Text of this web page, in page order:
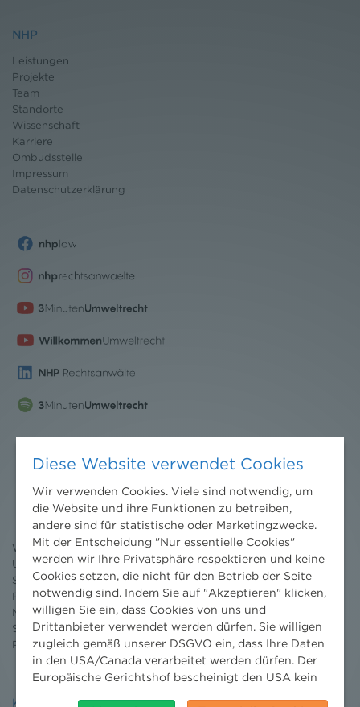
NHP
Leistungen
Projekte
Team
Standorte
Wissenschaft
Karriere
Ombudsstelle
Impressum
Datenschutzerklärung
Nachrichten
Newsletter
3 Minuten Umweltrecht
Willkommen Umweltrecht
Umweltrechtsblog
Seminare
Publikationen
Moot Court
Stipendium
Pressebereich
Kontakt
Diese Website verwendet Cookies
Wir verwenden Cookies. Viele sind notwendig, um
die Website und ihre Funktionen zu betreiben,
andere sind für statistische oder Marketingzwecke.
Mit der Entscheidung "Nur essentielle Cookies"
werden wir Ihre Privatsphäre respektieren und keine
Cookies setzen, die nicht für den Betrieb der Seite
notwendig sind. Indem Sie auf "Akzeptieren" klicken,
willigen Sie ein, dass Cookies von uns und
Drittanbieter verwendet werden dürfen. Sie willigen
zugleich gemäß unserer DSGVO ein, dass Ihre Daten
in den USA/Canada verarbeitet werden dürfen. Der
Europäische Gerichtshof bescheinigt den USA kein